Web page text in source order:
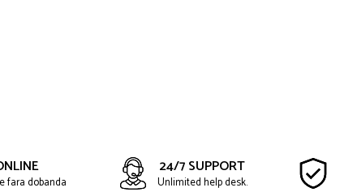
fara dobanda
24/7 SUPPORT
Unlimited help desk.